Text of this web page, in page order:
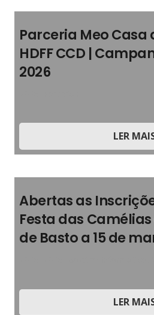
Parceria Meo Casa
HDFF CCD |
2026
LER
Abertas as
Festa das
de Basto a 15 de
LER